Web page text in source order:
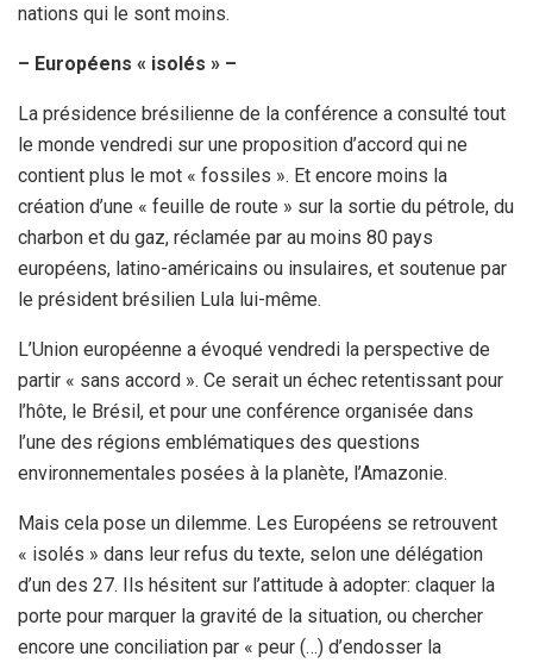
nations qui le sont moins.
– Européens « isolés » –
La présidence brésilienne de la conférence a consulté tout
le monde vendredi sur une proposition d’accord qui ne
contient plus le mot « fossiles ». Et encore moins la
création d’une « feuille de route » sur la sortie du pétrole, du
charbon et du gaz, réclamée par au moins 80 pays
européens, latino-américains ou insulaires, et soutenue par
le président brésilien Lula lui-même.
L’Union européenne a évoqué vendredi la perspective de
partir « sans accord ». Ce serait un échec retentissant pour
l’hôte, le Brésil, et pour une conférence organisée dans
l’une des régions emblématiques des questions
environnementales posées à la planète, l’Amazonie.
Mais cela pose un dilemme. Les Européens se retrouvent
« isolés » dans leur refus du texte, selon une délégation
d’un des 27. Ils hésitent sur l’attitude à adopter: claquer la
porte pour marquer la gravité de la situation, ou chercher
encore une conciliation par « peur (…) d’endosser la